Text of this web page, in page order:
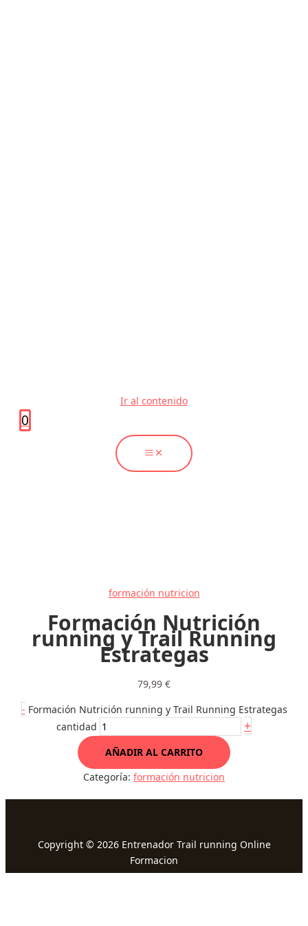
Ir al contenido
0
formación nutricion
Formación Nutrición
running y Trail Running
Estrategas
79,99 €
- Formación Nutrición running y Trail Running Estrategas
cantidad
+
AÑADIR AL CARRITO
Categoría: formación nutricion
Copyright © 2026 Entrenador Trail running Online
Formacion